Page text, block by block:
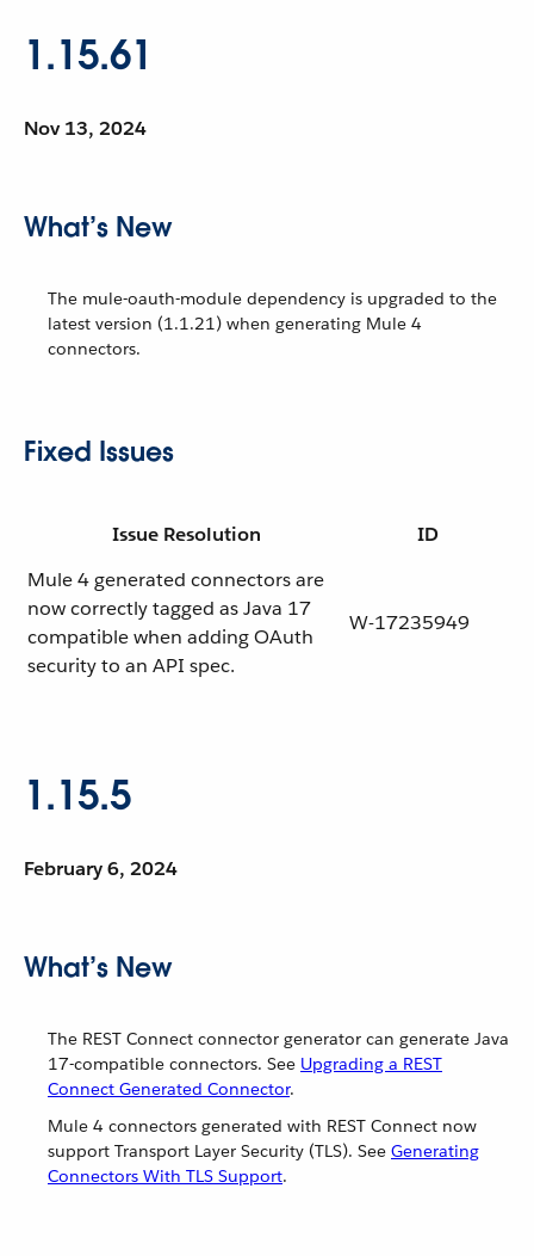
1.15.61
Nov 13, 2024
What’s New
The mule-oauth-module dependency is upgraded to the
latest version (1.1.21) when generating Mule 4
connectors.
Fixed Issues
Issue Resolution
ID
Mule 4 generated connectors are
now correctly tagged as Java 17
compatible when adding OAuth
security to an API spec.
W-17235949
1.15.5
February 6, 2024
What’s New
The REST Connect connector generator can generate Java
17-compatible connectors. See Upgrading a REST
Connect Generated Connector.
Mule 4 connectors generated with REST Connect now
support Transport Layer Security (TLS). See Generating
Connectors With TLS Support.